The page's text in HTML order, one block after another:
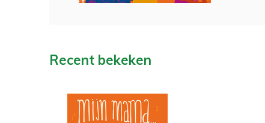
Recent bekeken